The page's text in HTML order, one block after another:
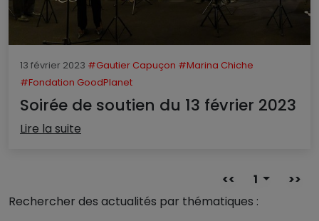
13 février 2023 #Gautier Capuçon #Marina Chiche
#Fondation GoodPlanet
Soirée de soutien du 13 février 2023
Lire la suite
<< 1
>>
Rechercher des actualités par thématiques :